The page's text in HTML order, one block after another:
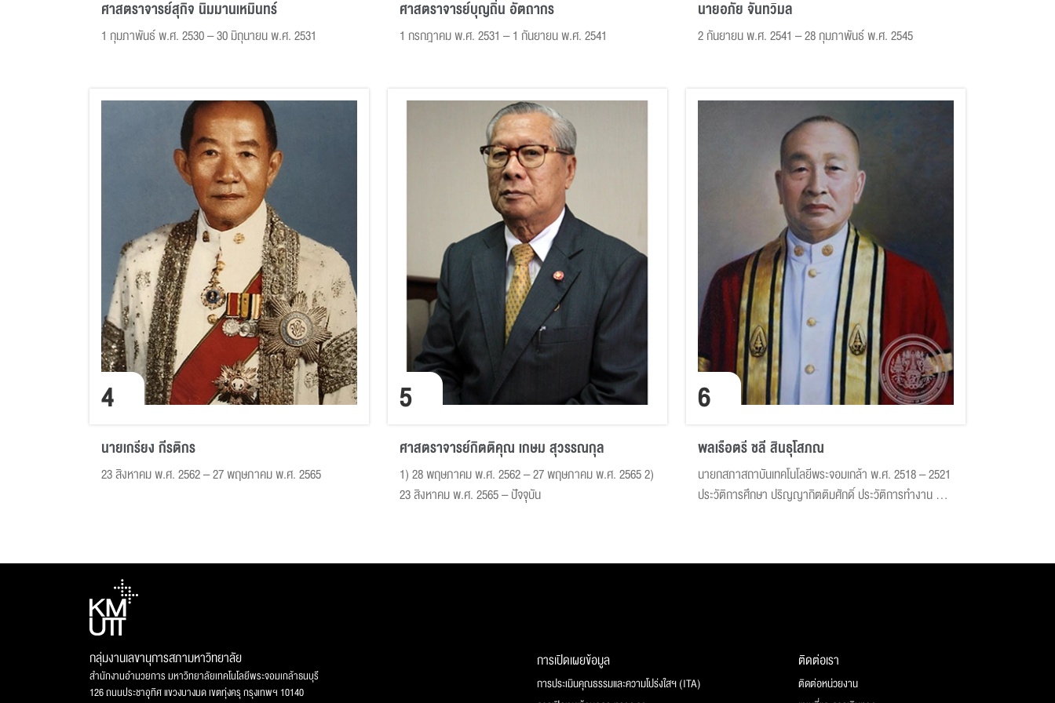
ศาสตราจารย์สุกิจ นิมมานเหมินทร์
1 กุมภาพันธ์ พ.ศ. 2530 – 30 มิถุนายน พ.ศ. 2531
ศาสตราจารย์บุญถิ่น อัตถากร
1 กรกฎาคม พ.ศ. 2531 – 1 กันยายน พ.ศ. 2541
นายอภัย จันทวิมล
2 กันยายน พ.ศ. 2541 – 28 กุมภาพันธ์ พ.ศ. 2545
4
นายเกรียง กีรติกร
23 สิงหาคม พ.ศ. 2562 – 27 พฤษภาคม พ.ศ. 2565
5
ศาสตราจารย์กิตติคุณ เกษม สุวรรณกุล
1) 28 พฤษภาคม พ.ศ. 2562 – 27 พฤษภาคม พ.ศ. 2565 2)
23 สิงหาคม พ.ศ. 2565 – ปัจจุบัน
6
พลเรือตรี ชลี สินธุโสภณ
นายกสภาสถาบันเทคโนโลยีพระจอมเกล้า พ.ศ. 2518 – 2521
ประวัติการศึกษา ปริญญากิตติมศักดิ์ ประวัติการทำงาน พล
กลุ่มงานเลขานุการสภามหาวิทยาลัย
สำนักงานอำนวยการ มหาวิทยาลัยเทคโนโลยีพระจอมเกล้าธนบุรี
126 ถนนประชาอุทิศ แขวงบางมด เขตทุ่งครุ กรุงเทพฯ 10140
การเปิดเผยข้อมูล
การประเมินคุณธรรมและความโปร่งใสฯ (ITA)
ติดต่อเรา
ติดต่อหน่วยงาน